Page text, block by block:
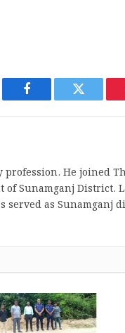
Facebook Twitter
He joined
Sunamganj District.
served as Sunamganj